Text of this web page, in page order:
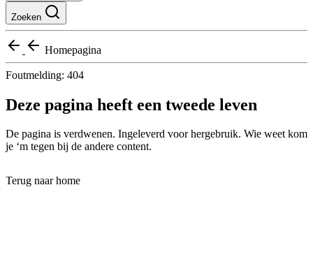
Zoeken
Homepagina
Foutmelding: 404
Deze pagina heeft een tweede leven
De pagina is verdwenen. Ingeleverd voor hergebruik. Wie weet kom
je ‘m tegen bij de andere content.
Terug naar home